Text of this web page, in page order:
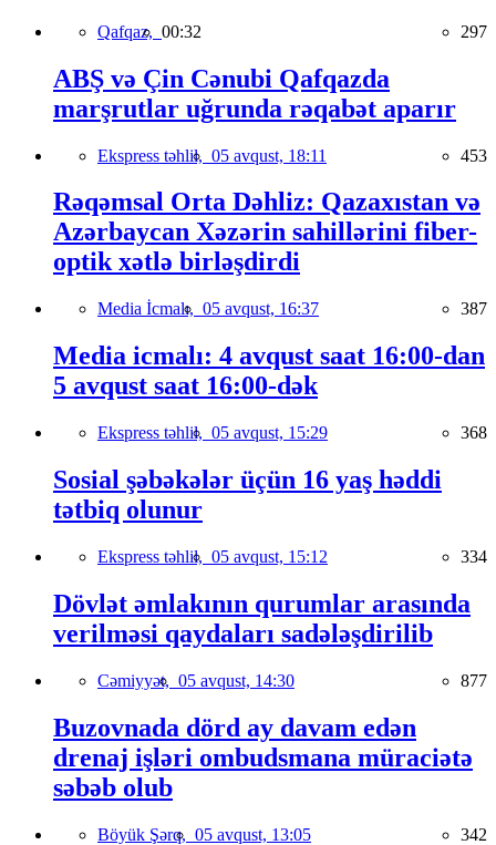
Qafqaz, 00:32 297
ABŞ və Çin Cənubi Qafqazda
marşrutlar uğrunda rəqabət aparır
Ekspress təhlil, 05 avqust, 18:11 453
Rəqəmsal Orta Dəhliz: Qazaxıstan və
Azərbaycan Xəzərin sahillərini fiber-
optik xətlə birləşdirdi
Media İcmalı, 05 avqust, 16:37 387
Media icmalı: 4 avqust saat 16:00-dan
5 avqust saat 16:00-dək
Ekspress təhlil, 05 avqust, 15:29 368
Sosial şəbəkələr üçün 16 yaş həddi
tətbiq olunur
Ekspress təhlil, 05 avqust, 15:12 334
Dövlət əmlakının qurumlar arasında
verilməsi qaydaları sadələşdirilib
Cəmiyyət, 05 avqust, 14:30 877
Buzovnada dörd ay davam edən
drenaj işləri ombudsmana müraciətə
səbəb olub
Böyük Şərq, 05 avqust, 13:05 342